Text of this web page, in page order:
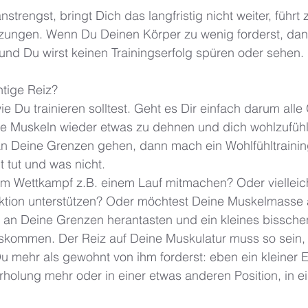
bringt Dich das langfristig nicht weiter, führt
Wenn Du Deinen Körper zu wenig forderst,
Du wirst keinen Trainingserfolg spüren oder sehen.
Reiz?
Du trainieren solltest. Geht es Dir einfach darum
Muskeln wieder etwas zu dehnen und dich
Deine Grenzen gehen, dann mach ein
tut und was nicht.
Wettkampf z.B. einem Lauf mitmachen? Oder
unterstützen? Oder möchtest Deine
Deine Grenzen herantasten und ein kleines
Der Reiz auf Deine Muskulatur muss so
mehr als gewohnt von ihm forderst: eben ein kleiner
mehr oder in einer etwas anderen Position, in